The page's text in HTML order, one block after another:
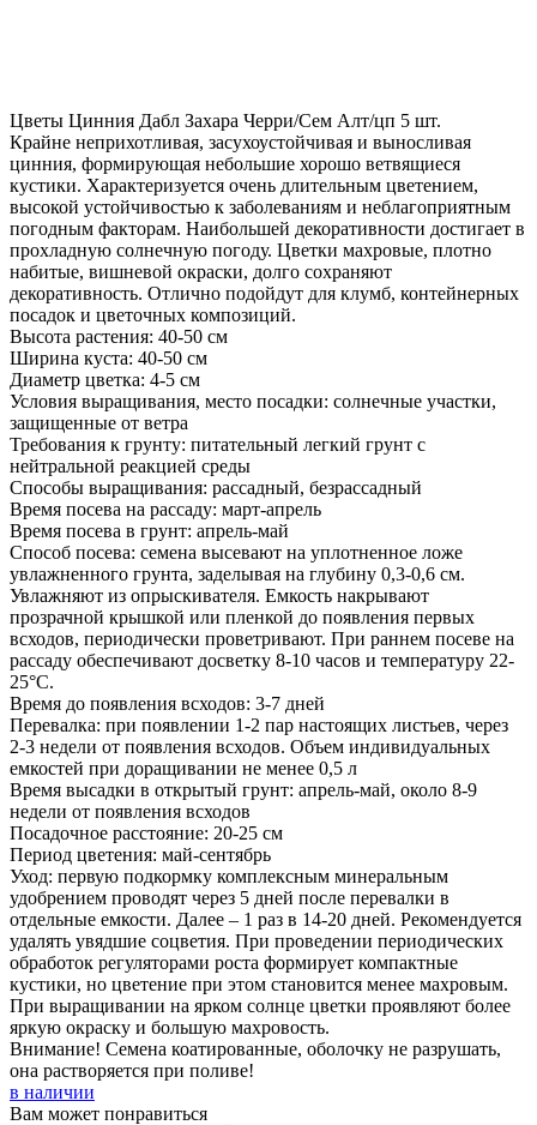
Цветы Цинния Дабл Захара Черри/Сем Алт/цп 5 шт.
Крайне неприхотливая, засухоустойчивая и выносливая
цинния, формирующая небольшие хорошо ветвящиеся
кустики. Характеризуется очень длительным цветением,
высокой устойчивостью к заболеваниям и неблагоприятным
погодным факторам. Наибольшей декоративности достигает в
прохладную солнечную погоду. Цветки махровые, плотно
набитые, вишневой окраски, долго сохраняют
декоративность. Отлично подойдут для клумб, контейнерных
посадок и цветочных композиций.
Высота растения: 40-50 см
Ширина куста: 40-50 см
Диаметр цветка: 4-5 см
Условия выращивания, место посадки: солнечные участки,
защищенные от ветра
Требования к грунту: питательный легкий грунт с
нейтральной реакцией среды
Способы выращивания: рассадный, безрассадный
Время посева на рассаду: март-апрель
Время посева в грунт: апрель-май
Способ посева: семена высевают на уплотненное ложе
увлажненного грунта, заделывая на глубину 0,3-0,6 см.
Увлажняют из опрыскивателя. Емкость накрывают
прозрачной крышкой или пленкой до появления первых
всходов, периодически проветривают. При раннем посеве на
рассаду обеспечивают досветку 8-10 часов и температуру 22-
25°С.
Время до появления всходов: 3-7 дней
Перевалка: при появлении 1-2 пар настоящих листьев, через
2-3 недели от появления всходов. Объем индивидуальных
емкостей при доращивании не менее 0,5 л
Время высадки в открытый грунт: апрель-май, около 8-9
недели от появления всходов
Посадочное расстояние: 20-25 см
Период цветения: май-сентябрь
Уход: первую подкормку комплексным минеральным
удобрением проводят через 5 дней после перевалки в
отдельные емкости. Далее – 1 раз в 14-20 дней. Рекомендуется
удалять увядшие соцветия. При проведении периодических
обработок регуляторами роста формирует компактные
кустики, но цветение при этом становится менее махровым.
При выращивании на ярком солнце цветки проявляют более
яркую окраску и большую махровость.
Внимание! Семена коатированные, оболочку не разрушать,
она растворяется при поливе!
в наличии
Вам может понравиться